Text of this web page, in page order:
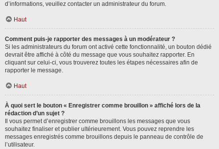
d’informations, veuillez contacter un administrateur du forum.
Haut
Comment puis-je rapporter des messages à un modérateur ?
Si les administrateurs du forum ont activé cette fonctionnalité, un bouton dédié
devrait être affiché à côté du message que vous souhaitez rapporter. En
cliquant sur celui-ci, vous trouverez toutes les étapes nécessaires afin de
rapporter le message.
Haut
À quoi sert le bouton « Enregistrer comme brouillon » affiché lors de la
rédaction d’un sujet ?
Il vous permet d’enregistrer comme brouillons les messages que vous
souhaitez finaliser et publier ultérieurement. Vous pouvez reprendre les
messages enregistrés comme brouillons depuis le panneau de contrôle de
l’utilisateur.